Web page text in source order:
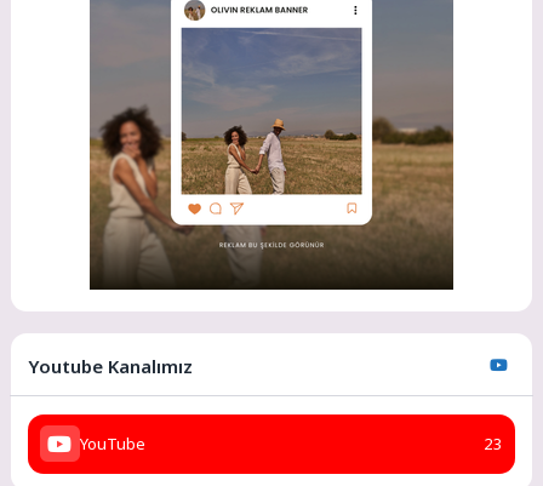
Youtube Kanalımız
YouTube 23